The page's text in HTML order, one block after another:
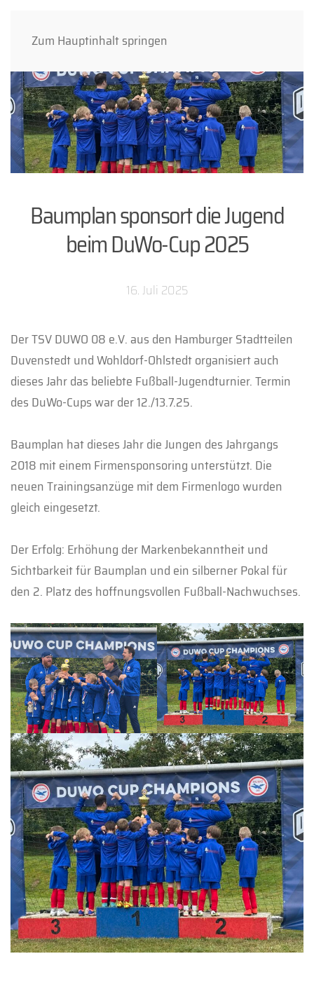
Zum Hauptinhalt springen
Baumplan sponsort die Jugend
beim DuWo-Cup 2025
16. Juli 2025
Der TSV DUWO 08 e.V. aus den Hamburger Stadtteilen
Duvenstedt und Wohldorf-Ohlstedt organisiert auch
dieses Jahr das beliebte Fußball-Jugendturnier. Termin
des DuWo-Cups war der 12./13.7.25.
Baumplan hat dieses Jahr die Jungen des Jahrgangs
2018 mit einem Firmensponsoring unterstützt. Die
neuen Trainingsanzüge mit dem Firmenlogo wurden
gleich eingesetzt.
Der Erfolg: Erhöhung der Markenbekanntheit und
Sichtbarkeit für Baumplan und ein silberner Pokal für
den 2. Platz des hoffnungsvollen Fußball-Nachwuchses.